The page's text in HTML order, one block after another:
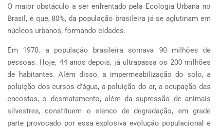
O maior obstáculo a ser enfrentado pela Ecologia Urbana no
Brasil, é que, 80%, da população brasileira já se aglutinam em
núcleos urbanos, formando cidades.
Em 1970, a população brasileira somava 90 milhões de
pessoas. Hoje, 44 anos depois, já ultrapassa os 200 milhões
de habitantes. Além disso, a impermeabilização do solo, a
poluição dos cursos d’água, a poluição do ar, a ocupação das
encostas, o desmatamento, além da supressão de animais
silvestres, constituem o elenco de degradação, em grade
parte provocado por essa explosiva evolução populacional e